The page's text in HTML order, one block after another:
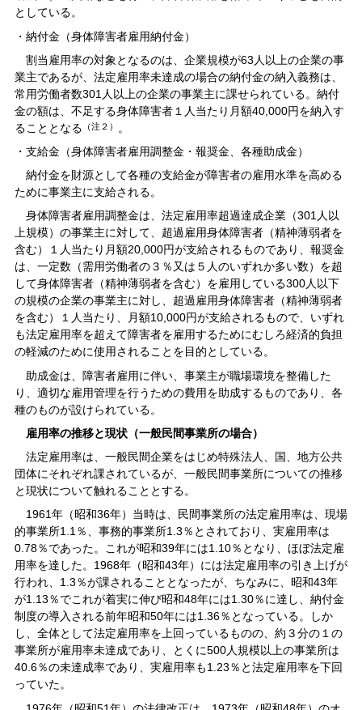
としている。
・納付金（身体障害者雇用納付金）
割当雇用率の対象となるのは、企業規模が63人以上の企業の事
業主であるが、法定雇用率未達成の場合の納付金の納入義務は、
常用労働者数301人以上の企業の事業主に課せられている。納付
金の額は、不足する身体障害者１人当たり月額40,000円を納入す
ることとなる （注２）
。
・支給金（身体障害者雇用調整金・報奨金、各種助成金）
納付金を財源として各種の支給金が障害者の雇用水準を高める
ために事業主に支給される。
身体障害者雇用調整金は、法定雇用率超過達成企業（301人以
上規模）の事業主に対して、超過雇用身体障害者（精神薄弱者を
含む）１人当たり月額20,000円が支給されるものであり、報奨金
は、一定数（需用労働者の３％又は５人のいずれか多い数）を超
して身体障害者（精神薄弱者を含む）を雇用している300人以下
の規模の企業の事業主に対し、超過雇用身体障害者（精神薄弱者
を含む）１人当たり、月額10,000円が支給されるもので、いずれ
も法定雇用率を超えて障害者を雇用するためにむしろ経済的負担
の軽減のために使用されることを目的としている。
助成金は、障害者雇用に伴い、事業主が職場環境を整備した
り、適切な雇用管理を行うための費用を助成するものであり、各
種のものが設けられている。
雇用率の推移と現状（一般民間事業所の場合）
法定雇用率は、一般民間企業をはじめ特殊法人、国、地方公共
団体にそれぞれ課されているが、一般民間事業所についての推移
と現状について触れることとする。
1961年（昭和36年）当時は、民間事業所の法定雇用率は、現場
的事業所1.1％、事務的事業所1.3％とされており、実雇用率は
0.78％であった。これが昭和39年には1.10％となり、ほぼ法定雇
用率を達した。1968年（昭和43年）には法定雇用率の引き上げが
行われ、1.3％が課されることとなったが、ちなみに、昭和43年
が1.13％でこれが着実に伸び昭和48年には1.30％に達し、納付金
制度の導入される前年昭和50年には1.36％となっている。しか
し、全体として法定雇用率を上回っているものの、約３分の１の
事業所が雇用率未達成であり、とくに500人規模以上の事業所は
40.6％の未達成率であり、実雇用率も1.23％と法定雇用率を下回
っていた。